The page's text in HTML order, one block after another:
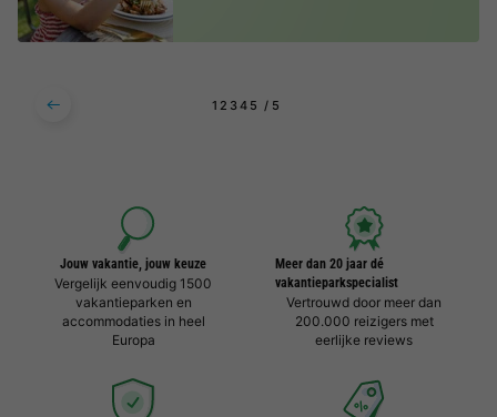
1 2 34 5
Jouw vakantie, jouw keuze
Vergelijk eenvoudig 1500
vakantieparken en
accommodaties in heel
Europa
Meer dan 20 jaar dé
vakantieparkspecialist
Vertrouwd door meer dan
200.000 reizigers met
eerlijke reviews